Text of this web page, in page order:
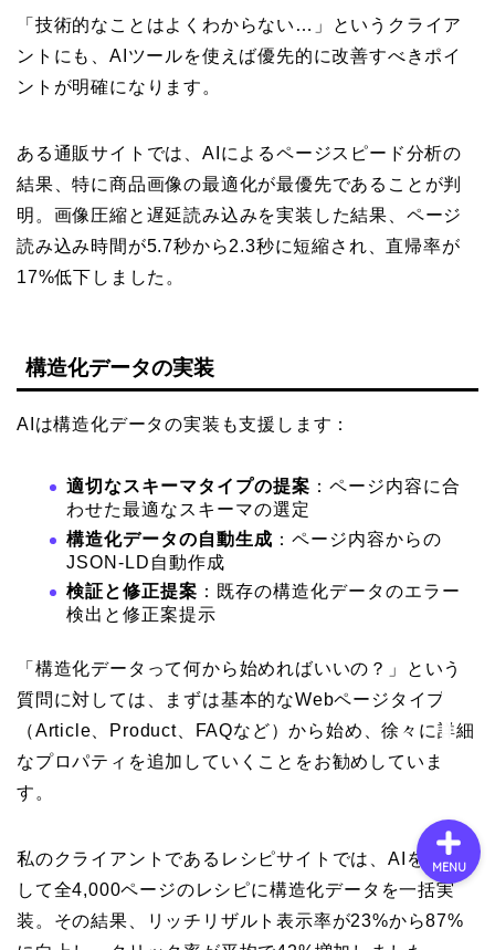
「技術的なことはよくわからない…」というクライア
ントにも、AIツールを使えば優先的に改善すべきポイ
ントが明確になります。
ある通販サイトでは、AIによるページスピード分析の
結果、特に商品画像の最適化が最優先であることが判
明。画像圧縮と遅延読み込みを実装した結果、ページ
読み込み時間が5.7秒から2.3秒に短縮され、直帰率が
17%低下しました。
構造化データの実装
AIは構造化データの実装も支援します：
適切なスキーマタイプの提案 ：ページ内容に合
わせた最適なスキーマの選定
構造化データの自動生成 ：ページ内容からの
JSON-LD自動作成
検証と修正提案 ：既存の構造化データのエラー
検出と修正案提示
「構造化データって何から始めればいいの？」という
質問に対しては、まずは基本的なWebページタイプ
（Article、Product、FAQなど）から始め、徐々に詳細
なプロパティを追加していくことをお勧めしていま
す。
私のクライアントであるレシピサイトでは、AIを活用
して全4,000ページのレシピに構造化データを一括実
装。その結果、リッチリザルト表示率が23%から87%
MENU
会社概要
サービス
採用情報
お問い合わせ